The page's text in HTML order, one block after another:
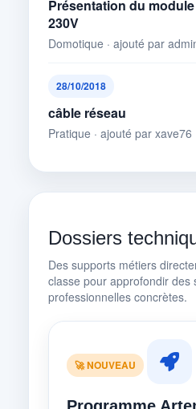
Présentation du
230V
Domotique · ajouté par
28/10/2018
câble réseau
Pratique · ajouté par xave76
Dossiers
Des supports métiers
classe pour approfondir des
professionnelles concrètes.
🚀 NOUVEAU